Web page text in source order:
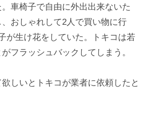
車椅子で自由に外出出来ないた
おしゃれして2人で買い物に行
が生け花をしていた。トキコは若
フラッシュバックしてしまう。
しいとトキコが業者に依頼したと